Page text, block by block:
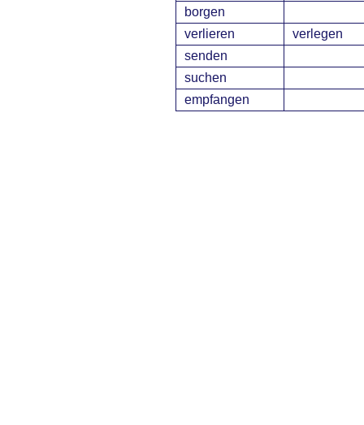
borgen
verlieren
verlegen
senden
suchen
empfangen